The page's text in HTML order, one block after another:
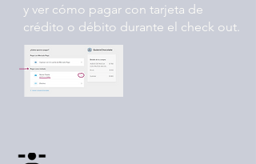
y ver cómo pagar con tarjeta de
crédito o débito durante el check out.